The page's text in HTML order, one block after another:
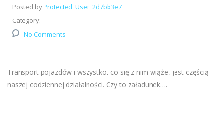
Posted byProtected_User_2d7bb3e7
Category:
No Comments
Transport pojazdów i wszystko, co się z nim wiąże, jest częścią
naszej codziennej działalności. Czy to załadunek….